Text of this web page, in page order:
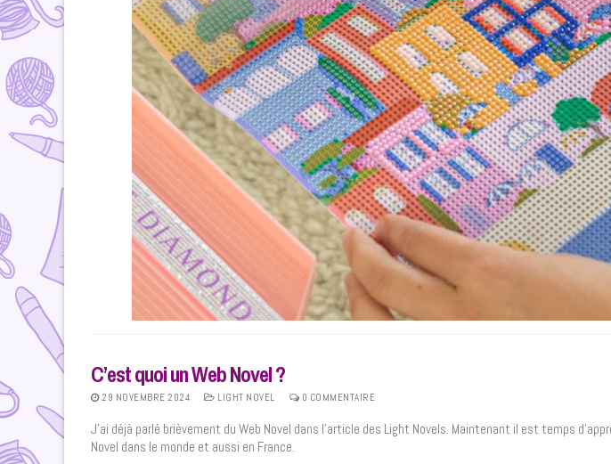
C’est quoi un Web Novel ?
29 NOVEMBRE 2024 LIGHT NOVEL 0 COMMENTAIRE
J’ai déjà parlé brièvement du Web Novel dans l’article des Light Novels. Maintenant il est temps
Novel dans le monde et aussi en France.